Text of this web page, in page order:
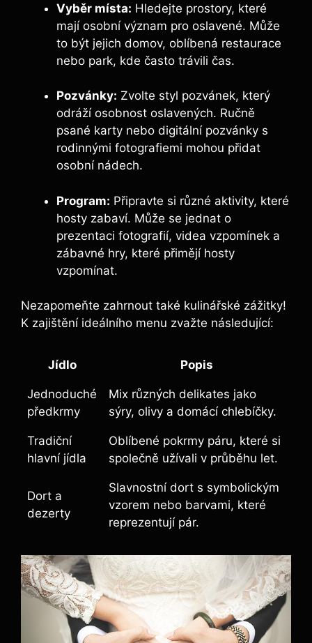
Vyběr místa: Hledejte prostory, které
mají osobní význam pro oslavené. Může
to být jejich domov, oblíbená restaurace
nebo park, kde často trávili čas.
Pozvánky: Zvolte styl pozvánek, který
odráží osobnost oslavených. Ručně
psané karty nebo digitální pozvánky s
rodinnými fotografiemi mohou přidat
osobní nádech.
Program: Připravte si různé aktivity, které
hosty zabaví. Může se jednat o
prezentaci fotografií, videa vzpomínek a
zábavné hry, které přimějí hosty
vzpomínat.
Nezapomeňte zahrnout také kulinářské zážitky!
K zajištění ideálního menu zvažte následující:
Jídlo Popis
Jednoduché
předkrmy
Mix různých delikates jako
sýry, olivy a domácí chlebíčky.
Tradiční
hlavní jídla
Oblíbené pokrmy páru, které si
společně užívali v průběhu let.
Dort a
dezerty
Slavnostní dort s symbolickým
vzorem nebo barvami, které
reprezentují pár.